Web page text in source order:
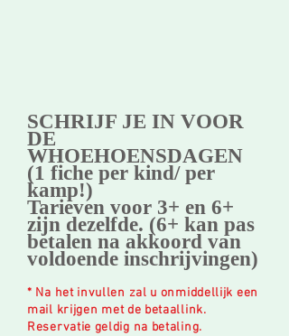
SCHRIJF JE IN VOOR
DE
WHOEHOENSDAGEN
(1 fiche per kind/ per
kamp!)
Tarieven voor 3+ en 6+
zijn dezelfde. (6+ kan pas
betalen na akkoord van
voldoende inschrijvingen)
* Na het invullen zal u onmiddellijk een
mail krijgen met de betaallink.
Reservatie geldig na betaling.